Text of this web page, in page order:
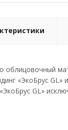
облицовочный
«ЭкоБрус
GL»